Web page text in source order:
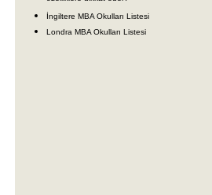
İngiltere MBA Okulları Listesi
Londra MBA Okulları Listesi